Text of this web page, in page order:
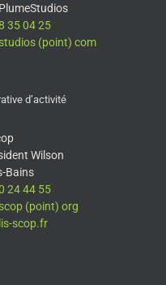
35 04 25
(point) com
d’activité
Wilson
Bains
24 44 55
(point) org
scop.fr